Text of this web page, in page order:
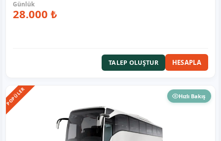
28.000 ₺
TALEP OLUŞTUR HESAPLA
POPÜLER Hızlı Bakış